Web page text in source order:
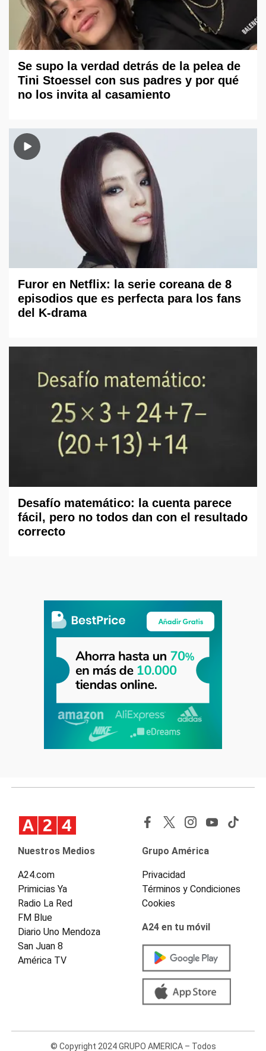
Se supo la verdad detrás de la pelea de
Tini Stoessel con sus padres y por qué
no los invita al casamiento
Furor en Netflix: la serie coreana de 8
episodios que es perfecta para los fans
del K-drama
Desafío matemático: la cuenta parece
fácil, pero no todos dan con el resultado
correcto
Nuestros Medios
A24.com
Primicias Ya
Radio La Red
FM Blue
Diario Uno Mendoza
San Juan 8
América TV
Grupo América
Privacidad
Términos y Condiciones
Cookies
A24 en tu móvil
© Copyright 2024 GRUPO AMERICA – Todos